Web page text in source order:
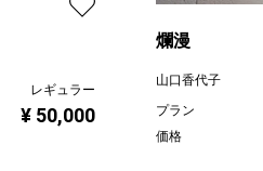
レギュラー
¥ 50,000
爛漫
山口香代子
プラン
価格